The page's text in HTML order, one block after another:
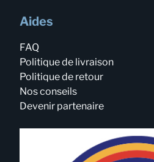
Aides
FAQ
Politique de livraison
Politique de retour
Nos conseils
Devenir partenaire